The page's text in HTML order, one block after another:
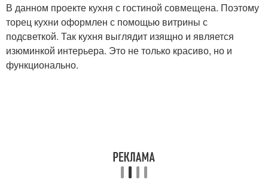
В данном проекте кухня с гостиной совмещена. Поэтому
торец кухни оформлен с помощью витрины с
подсветкой. Так кухня выглядит изящно и является
изюминкой интерьера. Это не только красиво, но и
функционально.